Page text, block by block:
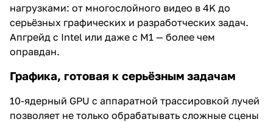
нагрузками: от многослойного видео в 4K до
серьёзных графических и разработческих задач.
Апгрейд с Intel или даже с M1 — более чем
оправдан.
Графика, готовая к серьёзным задачам
10-ядерный GPU с аппаратной трассировкой лучей
позволяет не только обрабатывать сложные сцены